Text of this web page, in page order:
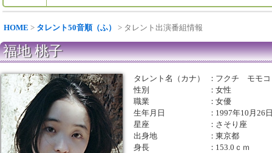
HOME > タレント50音順（ふ） > タレント出演番組情報
福地 桃子
タレント名（カナ） ： フクチ モモコ
性別
：女性
職業
：女優
生年月日
： 1997年10月26
星座
： さそり座
出身地
：東京都
身長
： 153.0ｃｍ